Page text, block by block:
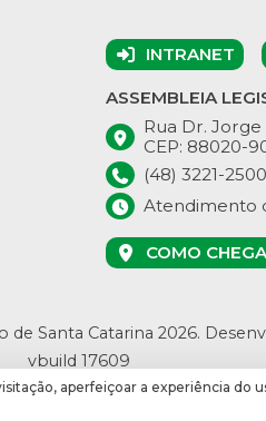
INTRANET
ASSEMBLEIA
Rua Dr. Jorge
CEP: 88020-
(48) 3221-2500
Atendimento
COMO
de Santa Catarina 2026.
vbuild 17609
aperfeiçoar a experiência do